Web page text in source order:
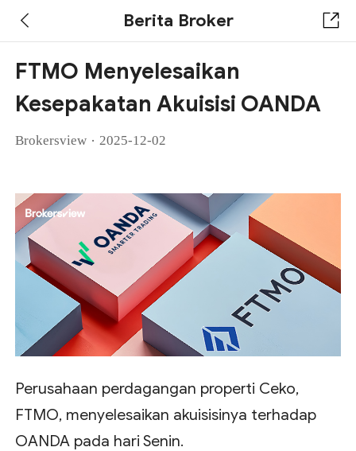
Berita Broker
FTMO Menyelesaikan
Kesepakatan Akuisisi OANDA
Brokersview · 2025-12-02
Perusahaan perdagangan properti Ceko,
FTMO, menyelesaikan akuisisinya terhadap
OANDA pada hari Senin.